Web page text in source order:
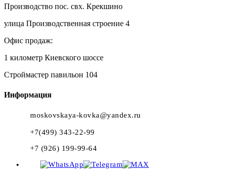
Производство пос. свх. Крекшино
улица Производственная строение 4
Офис продаж:
1 километр Киевского шоссе
Строймастер павильон 104
Информация
moskovskaya-kovka@yandex.ru
+7(499) 343-22-99
+7 (926) 199-99-64